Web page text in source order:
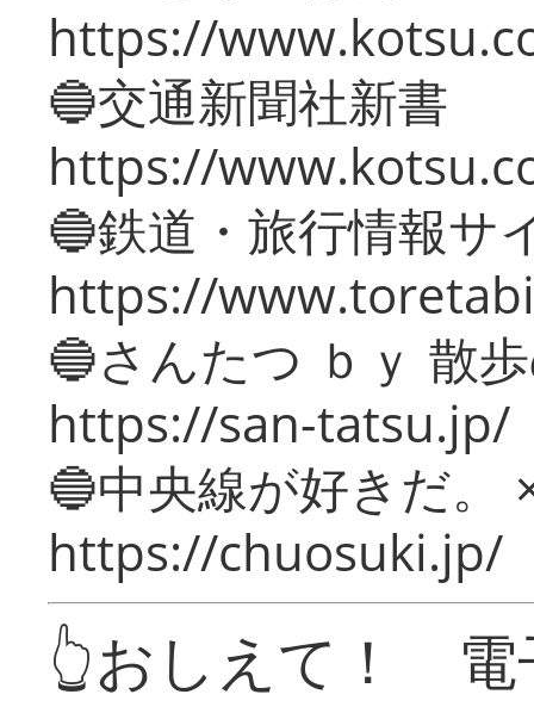
https://
🔵交通新聞社新書
https://
🔵鉄道・旅行情報サ
https://
🔵さんたつ ｂｙ 散
https://san-tatsu.jp/
🔵中央線が好きだ。
https://chuosuki.jp/
👆おしえて！ 電